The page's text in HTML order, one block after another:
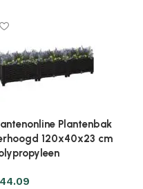
Plantenonline Plantenbak
verhoogd 160x40x23 cm
polypropyleen
€46.05